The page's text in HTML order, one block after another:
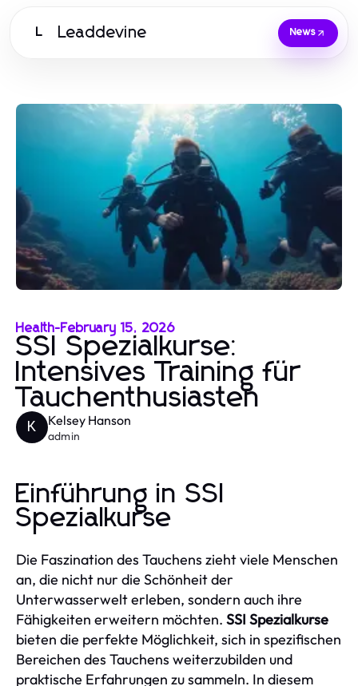
L Leaddevine News
Health-February 15, 2026
SSI Spezialkurse:
Intensives Training für
Tauchenthusiasten
K Kelsey Hanson
admin
Einführung in SSI
Spezialkurse
Die Faszination des Tauchens zieht viele Menschen
an, die nicht nur die Schönheit der
Unterwasserwelt erleben, sondern auch ihre
Fähigkeiten erweitern möchten. SSI Spezialkurse
bieten die perfekte Möglichkeit, sich in spezifischen
Bereichen des Tauchens weiterzubilden und
praktische Erfahrungen zu sammeln. In diesem